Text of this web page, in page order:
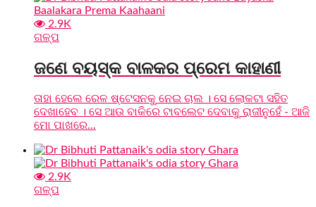
2.9K
ଗଳ୍ପ
ଜଣେ ବୟସ୍କ ବାଳକର ପ୍ରେମ କାହାଣୀ
ତାହା ହେଲେ ରେଳ ଷ୍ଟେସନକୁ ନେଇ ଚାଲ । ସେ ଲୋକଟା ସହିତ
ଦେଖାହେବ । ସେ ଆଉ ବାକିରେ ଟାବଲେଟ ଦେବାକୁ ରାଜୀନୁହେଁ - ଆଜି
ମୋ ପାଖରେ...
2.9K
ଗଳ୍ପ